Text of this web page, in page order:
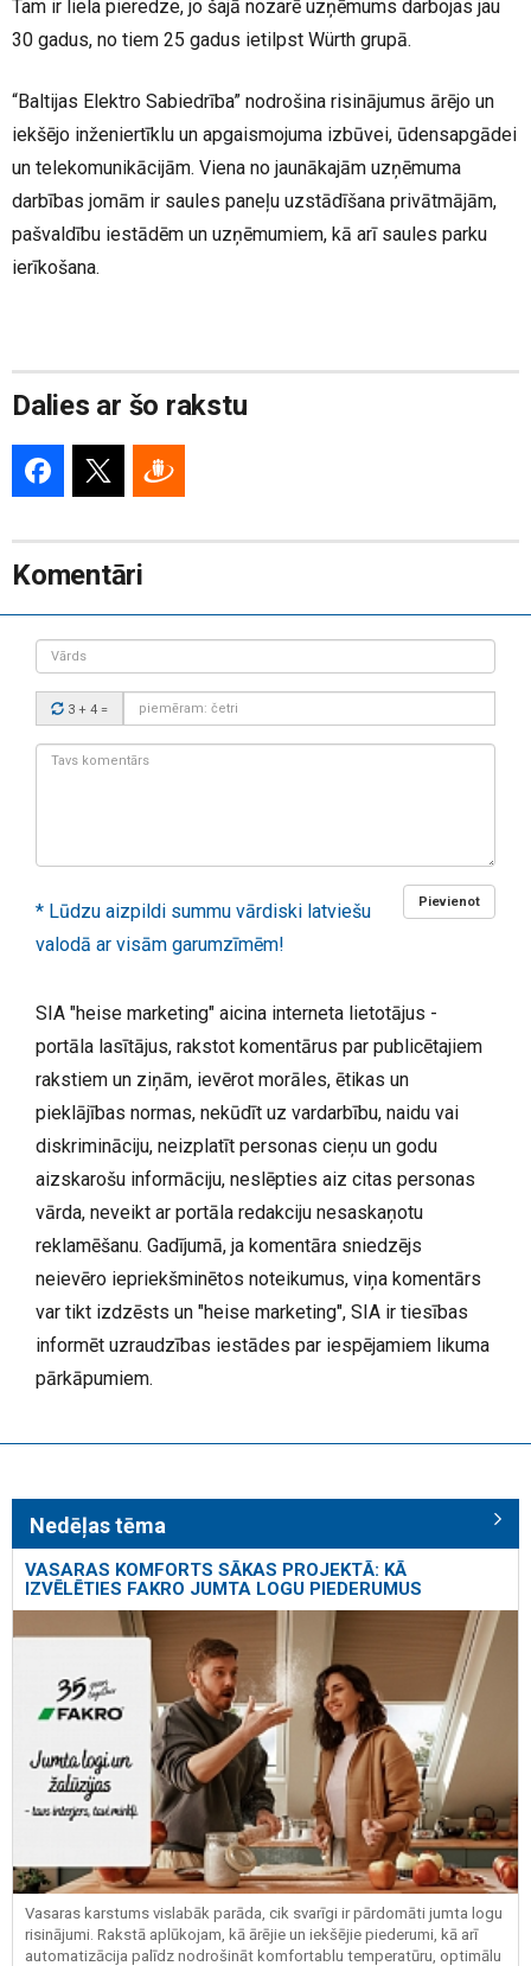
Tam ir liela pieredze, jo šajā nozarē uzņēmums darbojas jau
30 gadus, no tiem 25 gadus ietilpst Würth grupā.
“Baltijas Elektro Sabiedrība” nodrošina risinājumus ārējo un
iekšējo inženiertīklu un apgaismojuma izbūvei, ūdensapgādei
un telekomunikācijām. Viena no jaunākajām uzņēmuma
darbības jomām ir saules paneļu uzstādīšana privātmājām,
pašvaldību iestādēm un uzņēmumiem, kā arī saules parku
ierīkošana.
Dalies ar šo rakstu
Komentāri
Vārds
Drošības
kods:
3 + 4 =
Tavs
Pievienot
* Lūdzu aizpildi summu vārdiski latviešu
valodā ar visām garumzīmēm!
SIA "heise marketing" aicina interneta lietotājus -
portāla lasītājus, rakstot komentārus par publicētajiem
rakstiem un ziņām, ievērot morāles, ētikas un
pieklājības normas, nekūdīt uz vardarbību, naidu vai
diskrimināciju, neizplatīt personas cieņu un godu
aizskarošu informāciju, neslēpties aiz citas personas
vārda, neveikt ar portāla redakciju nesaskaņotu
reklamēšanu. Gadījumā, ja komentāra sniedzējs
neievēro iepriekšminētos noteikumus, viņa komentārs
var tikt izdzēsts un "heise marketing", SIA ir tiesības
informēt uzraudzības iestādes par iespējamiem likuma
pārkāpumiem.
Nedēļas tēma
VASARAS KOMFORTS SĀKAS PROJEKTĀ: KĀ
IZVĒLĒTIES FAKRO JUMTA LOGU PIEDERUMUS
Vasaras karstums vislabāk parāda, cik svarīgi ir pārdomāti jumta logu
risinājumi. Rakstā aplūkojam, kā ārējie un iekšējie piederumi, kā arī
automatizācija palīdz nodrošināt komfortablu temperatūru, optimālu